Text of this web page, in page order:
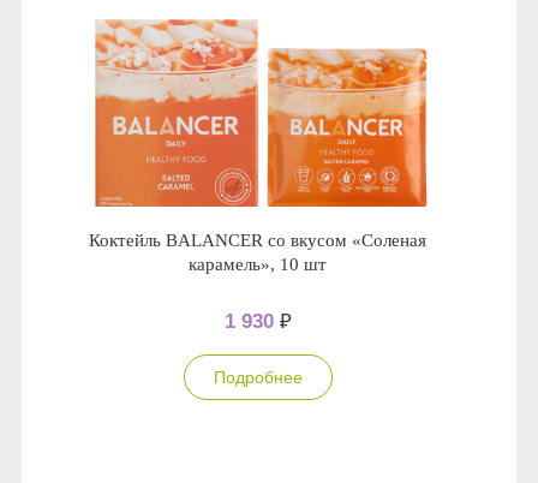
Коктейль BALANCER со вкусом «Соленая
карамель», 10 шт
1 930 ₽
Подробнее